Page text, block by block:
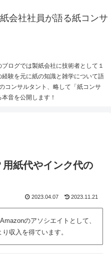
会社社員が語る紙コンサ
ログでは製紙会社に技術者として１
験を元に紙の知識と雑学について語
コンサルタント、略して「紙コンサ
音を公開します！
紙代やインク代の
2023.04.07 2023.11.21
のアソシエイトとして、
収入を得ています。